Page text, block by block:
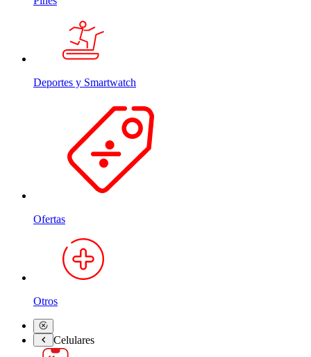
Deportes y Smartwatch
Ofertas
Otros
Celulares